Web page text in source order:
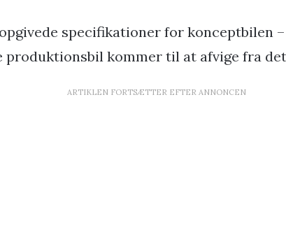
specifikationer for konceptbilen
produktionsbil kommer til at afvige fra
ARTIKLEN FORTSÆTTER EFTER ANNONCEN